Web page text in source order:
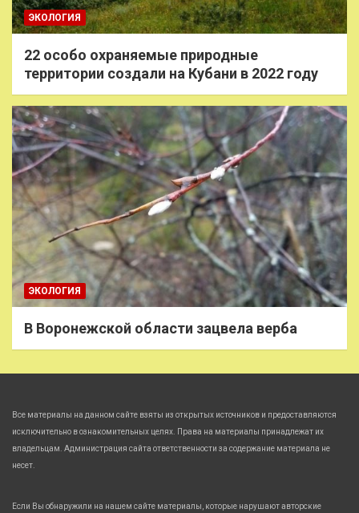
ЭКОЛОГИЯ
22 особо охраняемые природные
территории создали на Кубани в 2022 году
ЭКОЛОГИЯ
В Воронежской области зацвела верба
Все материалы на данном сайте взяты из открытых источников и предоставляются
исключительно в ознакомительных целях. Права на материалы принадлежат их
владельцам. Администрация сайта ответственности за содержание материала не
несет.
Если Вы обнаружили на нашем сайте материалы, которые нарушают авторские